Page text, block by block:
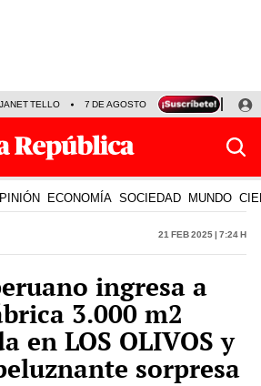
JANET TELLO 7 DE AGOSTO TINKA RESULTADOS
ECONOMÍA SOCIEDAD MUNDO
21 Feb 2025 | 7:24 h
ingresa a
3.000 m2
en LOS OLIVOS y
sorpresa